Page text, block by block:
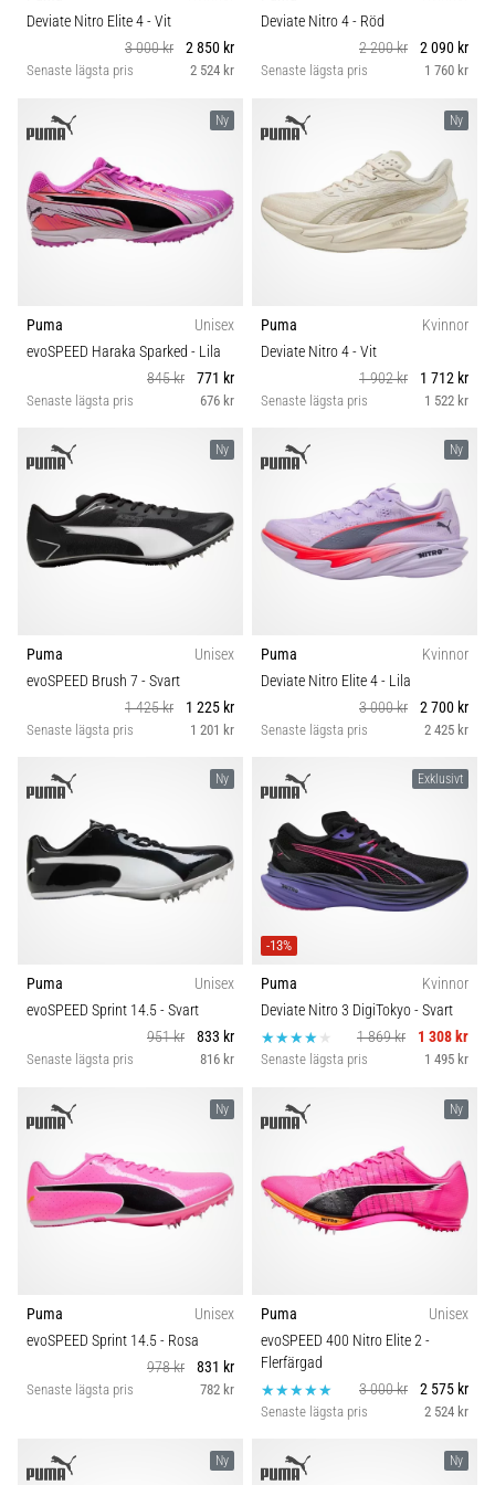
Deviate Nitro Elite 4- Vit
3 000 kr
2 850 kr
Senaste lägsta pris 2 524 kr
Deviate Nitro 4- Röd
2 200 kr
2 090 kr
Senaste lägsta pris 1 760 kr
Ny
Puma
Unisex
evoSPEED Haraka Sparked - Lila
845 kr
771 kr
Senaste lägsta pris 676 kr
Ny
Puma
Kvinnor
Deviate Nitro 4- Vit
1 902 kr
1 712 kr
Senaste lägsta pris 1 522 kr
Ny
Puma
Unisex
evoSPEED Brush 7 - Svart
1 425 kr
1 225 kr
Senaste lägsta pris 1 201 kr
Ny
Puma
Kvinnor
Deviate Nitro Elite 4- Lila
3 000 kr
2 700 kr
Senaste lägsta pris 2 425 kr
Ny
Puma
Unisex
evoSPEED Sprint 14.5- Svart
951 kr
833 kr
Senaste lägsta pris 816 kr
Exklusivt
-13%
Puma
Kvinnor
Deviate Nitro 3 DigiTokyo- Svart
1 869 kr
1 308 kr
Senaste lägsta pris 1 495 kr
Ny
Puma
Unisex
evoSPEED Sprint 14.5- Rosa
978 kr
831 kr
Senaste lägsta pris 782 kr
Ny
Puma
Unisex
evoSPEED 400 Nitro Elite 2-
Flerfärgad
3 000 kr
2 575 kr
Senaste lägsta pris 2 524 kr
Ny Ny